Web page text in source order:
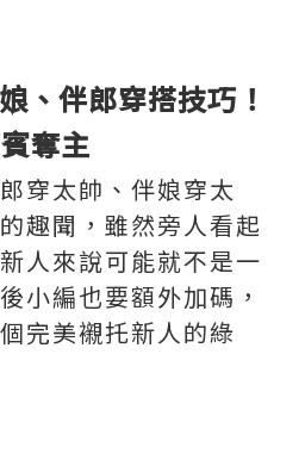
、伴郎穿搭技巧！
奪主
穿太帥、伴娘穿太
趣聞，雖然旁人看起
人來說可能就不是一
小編也要額外加碼，
完美襯托新人的綠